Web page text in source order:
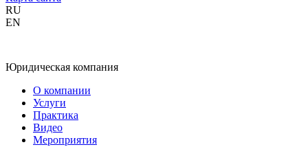
RU
EN
Юридическая компания
О компании
Услуги
Практика
Видео
Мероприятия